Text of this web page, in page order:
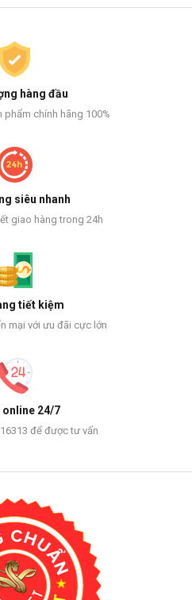
hàng đầu
phẩm chính hãng 100%
siêu nhanh
giao hàng trong 24h
tiết kiệm
mại với ưu đãi cực lớn
online 24/7
để được tư vấn